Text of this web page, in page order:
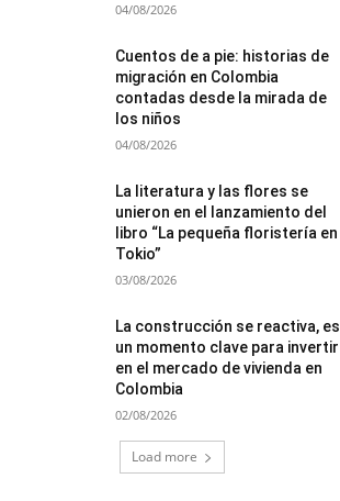
04/08/2026
Cuentos de a pie: historias de
migración en Colombia
contadas desde la mirada de
los niños
04/08/2026
La literatura y las flores se
unieron en el lanzamiento del
libro “La pequeña floristería en
Tokio”
03/08/2026
La construcción se reactiva, es
un momento clave para invertir
en el mercado de vivienda en
Colombia
02/08/2026
Load more